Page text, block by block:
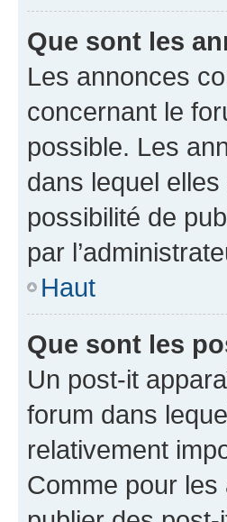
Que sont les
Les annonces
concernant le
possible. Les
dans lequel
possibilité de
par
Haut
Que sont les
Un post-it
forum dans
relativement
Comme pour